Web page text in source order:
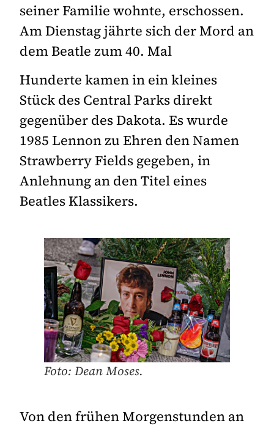
seiner Familie wohnte, erschossen.
Am Dienstag jährte sich der Mord an
dem Beatle zum 40. Mal
Hunderte kamen in ein kleines
Stück des Central Parks direkt
gegenüber des Dakota. Es wurde
1985 Lennon zu Ehren den Namen
Strawberry Fields gegeben, in
Anlehnung an den Titel eines
Beatles Klassikers.
Foto: Dean Moses.
Von den frühen Morgenstunden an